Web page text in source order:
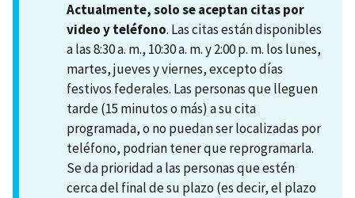
Actualmente, solo se aceptan citas por
video y teléfono. Las citas están disponibles
a las 8:30 a. m., 10:30 a. m. y 2:00 p. m. los lunes,
martes, jueves y viernes, excepto días
festivos federales. Las personas que lleguen
tarde (15 minutos o más) a su cita
programada, o no puedan ser localizadas por
teléfono, podrian tener que reprogramarla.
Se da prioridad a las personas que estén
cerca del final de su plazo (es decir, el plazo